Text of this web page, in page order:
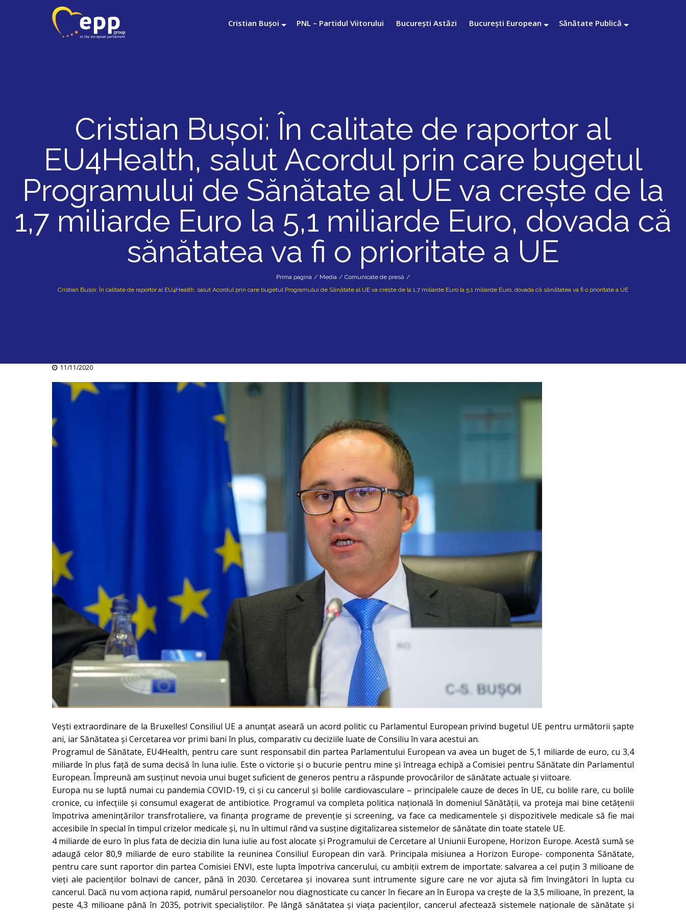
Cristian Bușoi PNL – Partidul Viitorului București Astăzi București European Sănătate Publică
Cristian Bușoi: În calitate de raportor al
EU4Health, salut Acordul prin care bugetul
Programului de Sănătate al UE va crește de la
1,7 miliarde Euro la 5,1 miliarde Euro, dovada că
sănătatea va fi o prioritate a UE
Prima pagina / Media / Comunicate de presă /
Cristian Bușoi: În calitate de raportor al EU4Health, salut Acordul prin care bugetul Programului de Sănătate al UE va crește de la 1,7 miliarde Euro la 5,1 miliarde Euro, dovada că sănătatea va fi o prioritate a UE
11/11/2020
Vești extraordinare de la Bruxelles! Consiliul UE a anunțat aseară un acord politic cu Parlamentul European privind bugetul UE pentru următorii șapte
ani, iar Sănătatea și Cercetarea vor primi bani în plus, comparativ cu deciziile luate de Consiliu în vara acestui an.
Programul de Sănătate, EU4Health, pentru care sunt responsabil din partea Parlamentului European va avea un buget de 5,1 miliarde de euro, cu 3,4
miliarde în plus față de suma decisă în luna iulie. Este o victorie și o bucurie pentru mine și întreaga echipă a Comisiei pentru Sănătate din Parlamentul
European. Împreună am susținut nevoia unui buget suficient de generos pentru a răspunde provocărilor de sănătate actuale și viitoare.
Europa nu se luptă numai cu pandemia COVID-19, ci și cu cancerul și bolile cardiovasculare – principalele cauze de deces în UE, cu bolile rare, cu bolile
cronice, cu infecțiile și consumul exagerat de antibiotice. Programul va completa politica națională în domeniul Sănătății, va proteja mai bine cetățenii
împotriva amenințărilor transfrotaliere, va finanța programe de prevenție și screening, va face ca medicamentele și dispozitivele medicale să fie mai
accesibile în special în timpul crizelor medicale și, nu în ultimul rând va susține digitalizarea sistemelor de sănătate din toate statele UE.
4 miliarde de euro în plus fata de decizia din luna iulie au fost alocate și Programului de Cercetare al Uniunii Europene, Horizon Europe. Acestă sumă se
adaugă celor 80,9 miliarde de euro stabilite la reuninea Consiliul European din vară. Principala misiunea a Horizon Europe- componenta Sănătate,
pentru care sunt raportor din partea Comisiei ENVI, este lupta împotriva cancerului, cu ambiții extrem de importate: salvarea a cel puțin 3 milioane de
vieți ale pacienților bolnavi de cancer, până în 2030. Cercetarea și inovarea sunt intrumente sigure care ne vor ajuta să fim învingători în lupta cu
cancerul. Dacă nu vom acționa rapid, numărul persoanelor nou diagnosticate cu cancer în fiecare an în Europa va crește de la 3,5 milioane, în prezent, la
peste 4,3 milioane până în 2035, potrivit specialiștilor. Pe lângă sănătatea și viața pacienților, cancerul afectează sistemele naționale de sănătate și